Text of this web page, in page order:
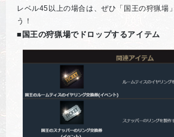
レベル45以上の場合は、ぜひ「国王の狩猟場
う！
■国王の狩猟場でドロップするアイテム